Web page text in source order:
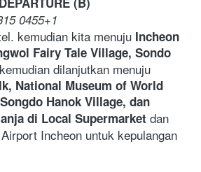
0455+1
kemudian kita menuju Incheon
Fairy Tale Village, Sondo
dilanjutkan menuju
National Museum of World
Hanok Village, dan
di Local Supermarket dan
Incheon untuk kepulangan